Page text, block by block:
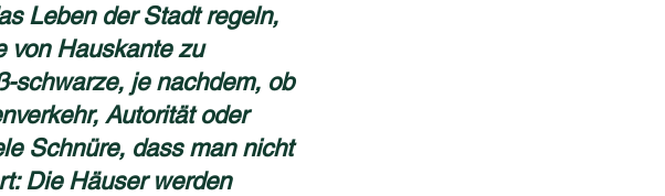
Leben der Stadt regeln,
von Hauskante zu
schwarze, je nachdem, ob
Autorität oder
Schnüre, dass man nicht
Die Häuser werden